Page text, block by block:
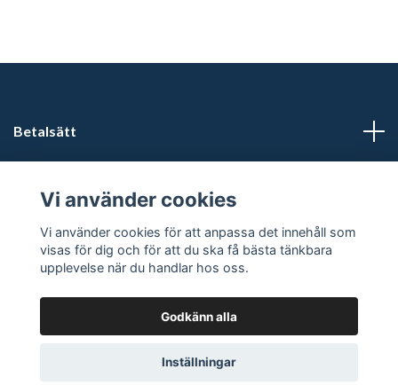
Betalsätt
Sociala medier
© 2026 FörfriskningarPowered by Quickbutik
Vi använder cookies
Vi använder cookies för att anpassa det innehåll som
visas för dig och för att du ska få bästa tänkbara
upplevelse när du handlar hos oss.
Godkänn alla
Inställningar